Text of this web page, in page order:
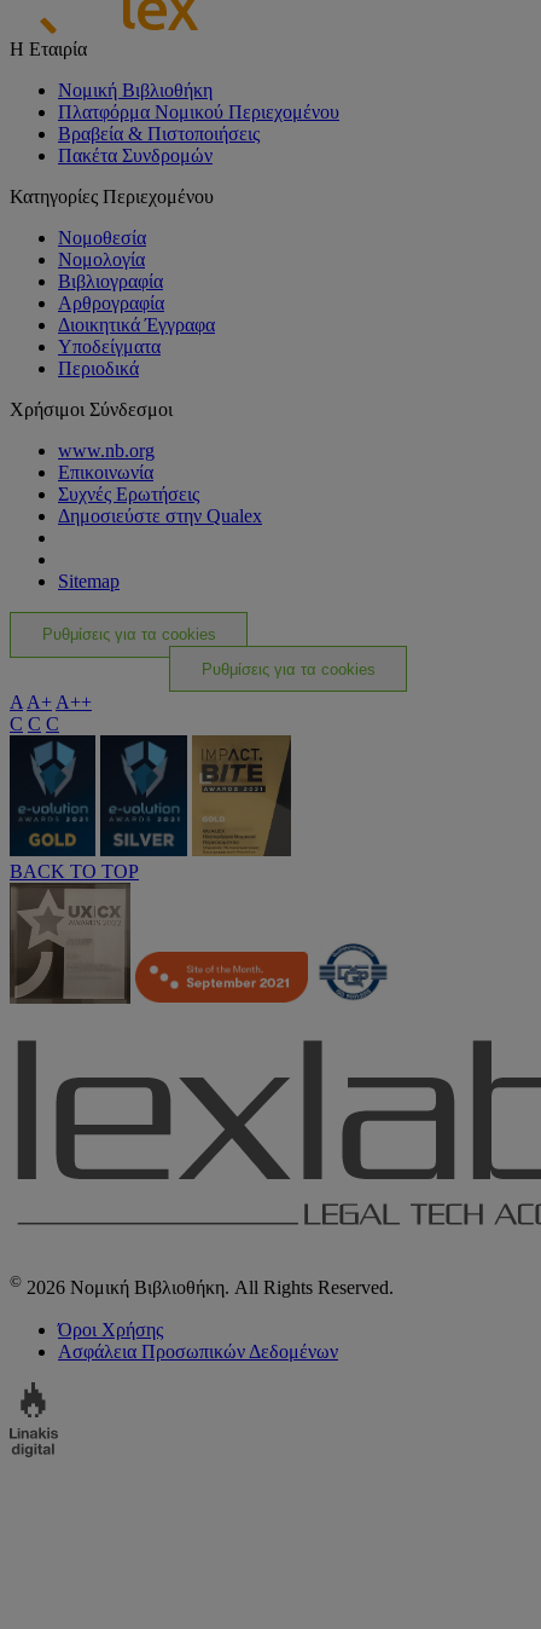
Η Εταιρία
Νομική Βιβλιοθήκη
Πλατφόρμα Νομικού Περιεχομένου
Βραβεία & Πιστοποιήσεις
Πακέτα Συνδρομών
Κατηγορίες Περιεχομένου
Νομοθεσία
Νομολογία
Βιβλιογραφία
Αρθρογραφία
Διοικητικά Έγγραφα
Υποδείγματα
Περιοδικά
Χρήσιμοι Σύνδεσμοι
www.nb.org
Επικοινωνία
Συχνές Ερωτήσεις
Δημοσιεύστε στην Qualex
Sitemap
Ρυθμίσεις για τα cookies
Ρυθμίσεις για τα cookies
A A+ A++
C C C
BACK TO TOP
© 2026 Νομική Βιβλιοθήκη. All Rights Reserved.
Όροι Χρήσης
Ασφάλεια Προσωπικών Δεδομένων